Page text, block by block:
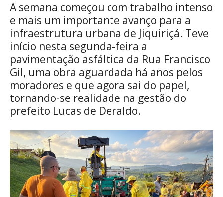
A semana começou com trabalho intenso
e mais um importante avanço para a
infraestrutura urbana de Jiquiriçá. Teve
início nesta segunda-feira a
pavimentação asfáltica da Rua Francisco
Gil, uma obra aguardada há anos pelos
moradores e que agora sai do papel,
tornando-se realidade na gestão do
prefeito Lucas de Deraldo.